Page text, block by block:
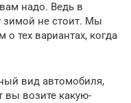
надо. Ведь в
зимой не стоит. Мы
тех вариантах, когда
вид автомобиля,
возите какую-